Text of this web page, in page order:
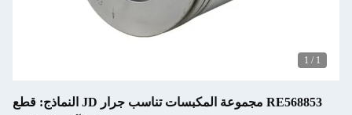
1
/
1
RE568853 مجموعة المكبسات تناسب جرار JD النماذج: قطع